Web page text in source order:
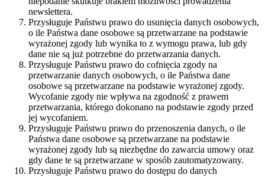
newslettera.
Przysługuje Państwu prawo do usunięcia danych osobowych,
o ile Państwa dane osobowe są przetwarzane na podstawie
wyrażonej zgody lub wynika to z wymogu prawa, lub gdy
dane nie są już potrzebne do przetwarzania danych.
Przysługuje Państwu prawo do cofnięcia zgody na
przetwarzanie danych osobowych, o ile Państwa dane
osobowe są przetwarzane na podstawie wyrażonej zgody.
Wycofanie zgody nie wpływa na zgodność z prawem
przetwarzania, którego dokonano na podstawie zgody przed
jej wycofaniem.
Przysługuje Państwu prawo do przenoszenia danych, o ile
Państwa dane osobowe są przetwarzane na podstawie
wyrażonej zgody lub są niezbędne do zawarcia umowy oraz
gdy dane te są przetwarzane w sposób zautomatyzowany.
Przysługuje Państwu prawo do dostępu do danych